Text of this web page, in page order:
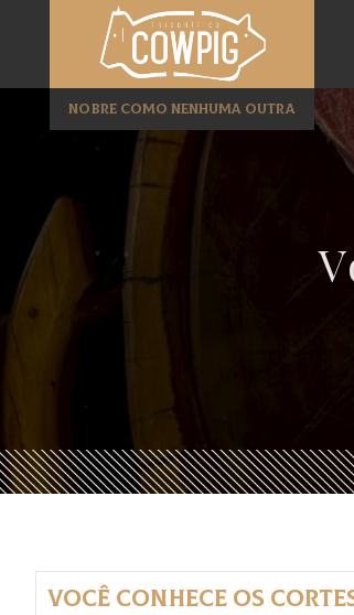
NOBRE COMO NENHUMA OUTRA
Você conhece os